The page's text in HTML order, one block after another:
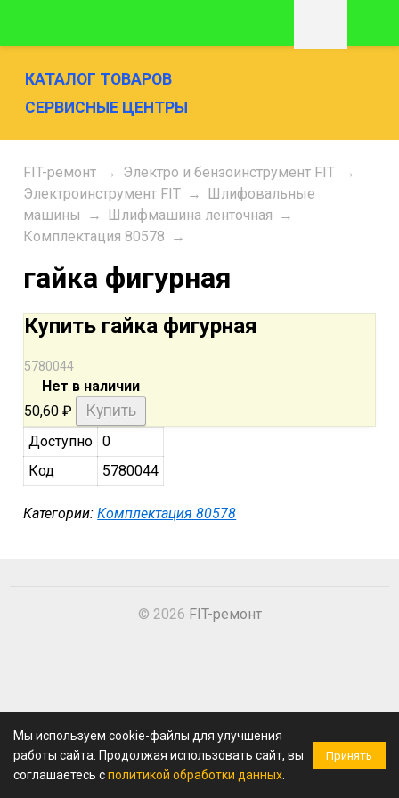
КАТАЛОГ ТОВАРОВ
СЕРВИСНЫЕ ЦЕНТРЫ
FIT-ремонт → Электро и бензоинструмент FIT →
Электроинструмент FIT → Шлифовальные
машины
→ Шлифмашина ленточная →
Комплектация 80578 →
гайка фигурная
Купить гайка фигурная
5780044
Нет в наличии
50,60₽
Доступно 0
Код
5780044
Категории:Комплектация 80578
© 2026 FIT-ремонт
Мы используем cookie-файлы для улучшения
работы сайта. Продолжая использовать сайт, вы
соглашаетесь сполитикой обработки данных
Принять